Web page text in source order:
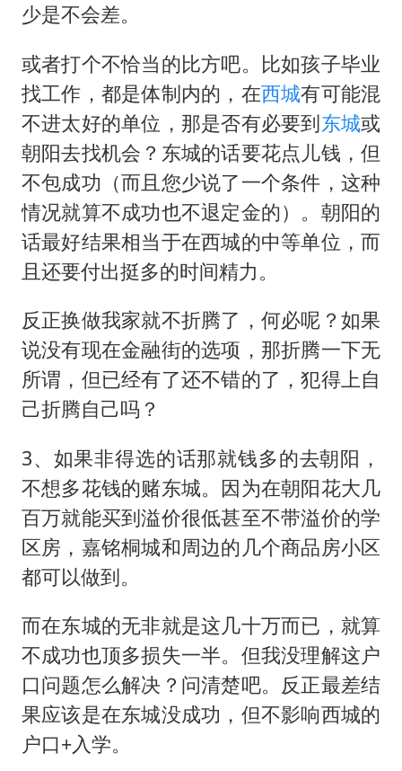
少是不会差。
或者打个不恰当的比方吧。比如孩子毕业
找工作，都是体制内的，在西城有可能混
不进太好的单位，那是否有必要到东城或
朝阳去找机会？东城的话要花点儿钱，但
不包成功（而且您少说了一个条件，这种
情况就算不成功也不退定金的）。朝阳的
话最好结果相当于在西城的中等单位，而
且还要付出挺多的时间精力。
反正换做我家就不折腾了，何必呢？如果
说没有现在金融街的选项，那折腾一下无
所谓，但已经有了还不错的了，犯得上自
己折腾自己吗？
3、如果非得选的话那就钱多的去朝阳，
不想多花钱的赌东城。因为在朝阳花大几
百万就能买到溢价很低甚至不带溢价的学
区房，嘉铭桐城和周边的几个商品房小区
都可以做到。
而在东城的无非就是这几十万而已，就算
不成功也顶多损失一半。但我没理解这户
口问题怎么解决？问清楚吧。反正最差结
果应该是在东城没成功，但不影响西城的
户口+入学。